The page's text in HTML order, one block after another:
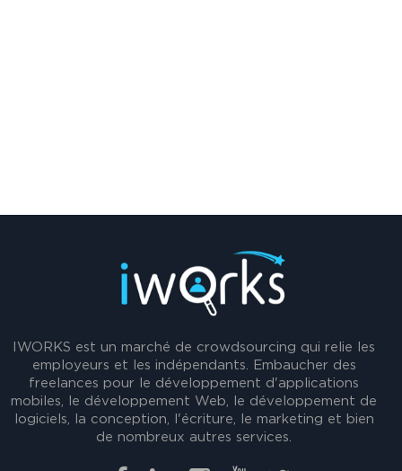
IWORKS est un marché de crowdsourcing qui relie les
employeurs et les indépendants. Embaucher des
freelances pour le développement d'applications
mobiles, le développement Web, le développement de
logiciels, la conception, l'écriture, le marketing et bien
de nombreux autres services.